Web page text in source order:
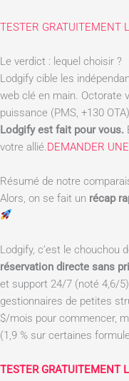
TESTER GRATUITEMENT
Le verdict : lequel choisir ?
Lodgify cible les
web clé en main. Octorate
puissance (PMS, +130
Lodgify est fait pour vous.
votre allié. DEMANDER
Résumé de notre
Alors, on se fait un récap
Lodgify, c’est le chouchou
réservation directe sans
et support 24/7 (noté 4,6/
gestionnaires de petites
$/mois pour commencer,
(1,9 % sur certaines
TESTER GRATUITEMENT